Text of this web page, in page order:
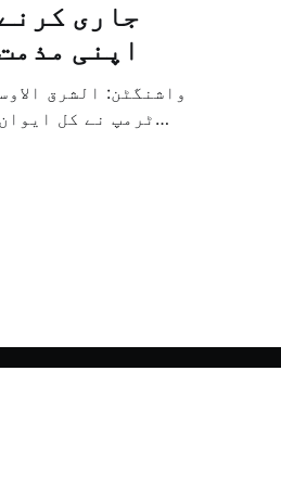
جاری
اپنی
واشنگٹن: الشرق
ٹرمپ نے کل
جاری کرنے کے